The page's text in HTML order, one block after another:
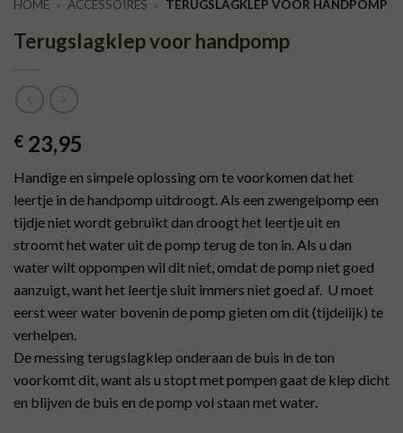
HOME » ACCESSOIRES » TERUGSLAGKLEP VOOR HANDPOMP
Terugslagklep voor handpomp
€ 23,95
Handige en simpele oplossing om te voorkomen dat het
leertje in de handpomp uitdroogt. Als een zwengelpomp een
tijdje niet wordt gebruikt dan droogt het leertje uit en
stroomt het water uit de pomp terug de ton in. Als u dan
water wilt oppompen wil dit niet, omdat de pomp niet goed
aanzuigt, want het leertje sluit immers niet goed af. U moet
eerst weer water bovenin de pomp gieten om dit (tijdelijk) te
verhelpen.
De messing terugslagklep onderaan de buis in de ton
voorkomt dit, want als u stopt met pompen gaat de klep dicht
en blijven de buis en de pomp vol staan met water.